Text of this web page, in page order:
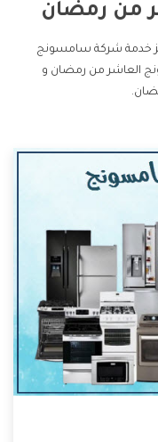
من رمضان
خدمة شركة سامسونج
العاشر من رمضان و